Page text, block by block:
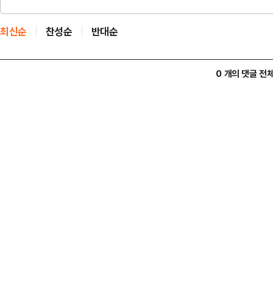
최신순 찬성순 반대순
0 개의 댓글 전